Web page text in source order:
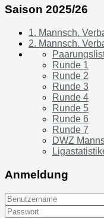
Saison 2025/26
1. Mannsch.
2. Mannsch.
Runde 1
Runde 2
Runde 3
Runde 4
Runde 5
Runde 6
Runde 7
DWZ
Anmeldung